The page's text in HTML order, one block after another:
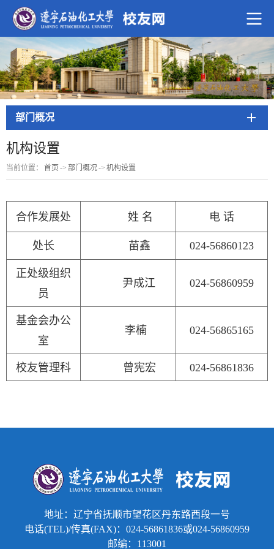
部门概况
机构设置
当前位置： 首页-> 部门概况-> 机构设置
合作发展处 姓 名 电 话
处长 苗鑫 024-56860123
正处级组织
员
尹成江 024-56860959
基金会办公
室
李楠 024-56865165
校友管理科 曾宪宏 024-56861836
地址：辽宁省抚顺市望花区丹东路西段一号
电话(TEL)/传真(FAX)：024-56861836或024-56860959
邮编：113001